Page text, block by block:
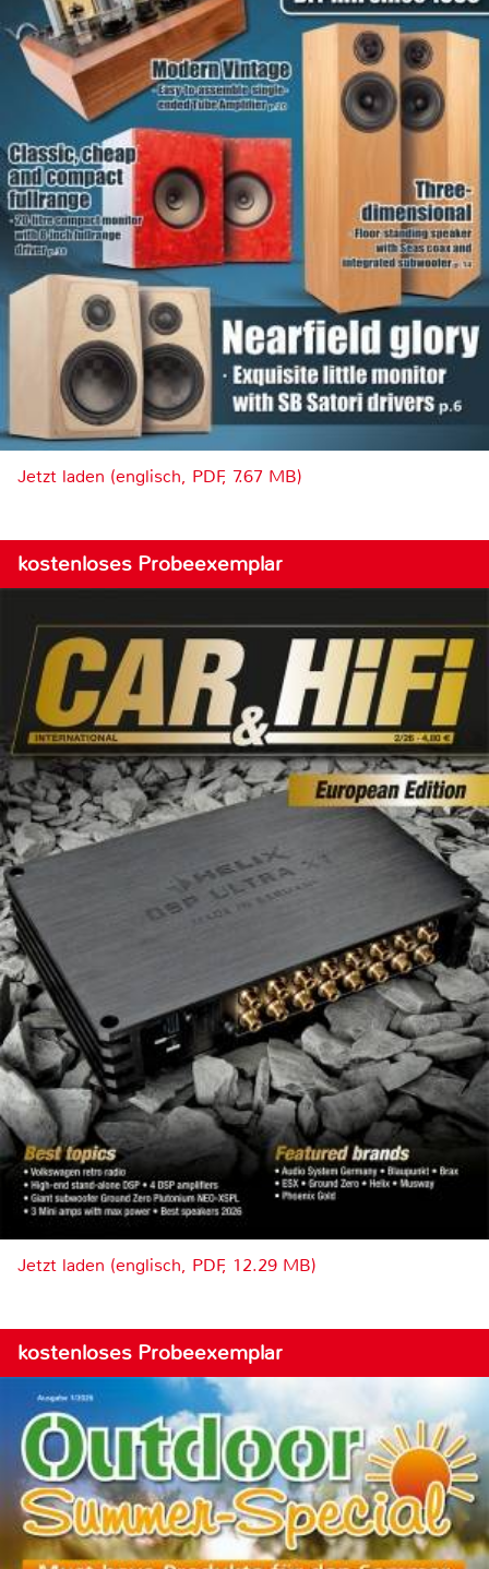
Jetzt laden (englisch, PDF, 7.67 MB)
kostenloses Probeexemplar
Jetzt laden (englisch, PDF, 12.29 MB)
kostenloses Probeexemplar